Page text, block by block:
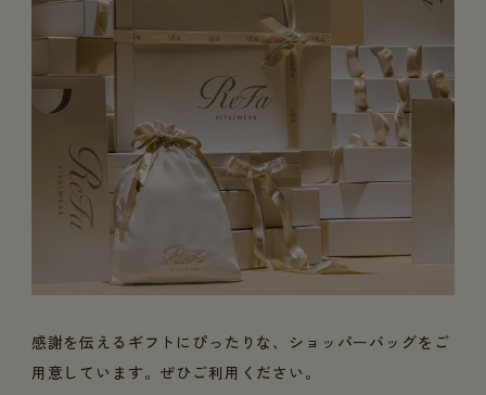
感謝を伝えるギフトにぴったりな、ショッパーバッグをご
用意しています。ぜひご利用ください。